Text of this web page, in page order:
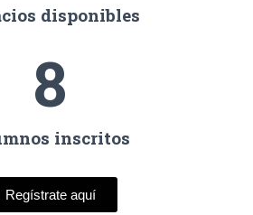
disponibles
inscritos
8
Regístrate aquí